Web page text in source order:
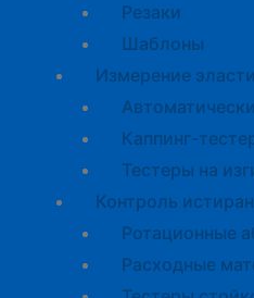
Резаки
Шаблоны
Измерение
Каппинг-
Тестеры на
Контроль
Ротационные
Расходные